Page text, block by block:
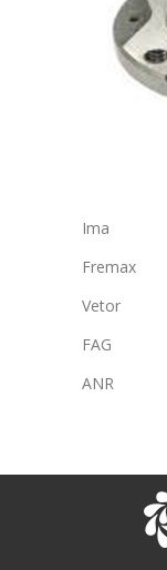
Ima
Fremax
Vetor
FAG
ANR